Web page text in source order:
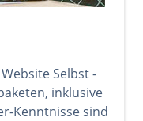
Selbst -
inklusive
Kenntnisse sind